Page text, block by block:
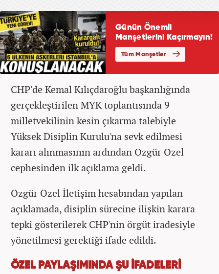
CHP'de Kemal Kılıçdaroğlu başkanlığında
gerçekleştirilen MYK toplantısında 9
milletvekilinin kesin çıkarma talebiyle
Yüksek Disiplin Kurulu'na sevk edilmesi
kararı alınmasının ardından Özgür Özel
cephesinden ilk açıklama geldi.
Özgür Özel İletişim hesabından yapılan
açıklamada, disiplin sürecine ilişkin karara
tepki gösterilerek CHP'nin örgüt iradesiyle
yönetilmesi gerektiği ifade edildi.
ÖZEL PAYLAŞIMINDA ŞU İFADELERİ